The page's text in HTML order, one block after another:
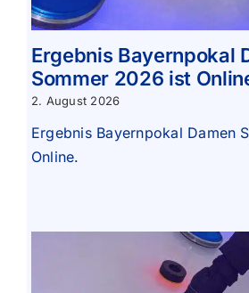
Ergebnis Bayernpokal
Sommer 2026 ist
2. August 2026
Ergebnis Bayernpokal Damen
Online.